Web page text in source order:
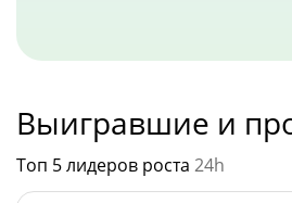
Выигравшие и
Топ 5 лидеров роста 24h